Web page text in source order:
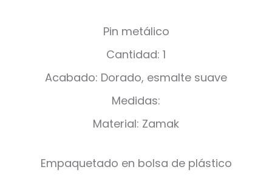
Pin metálico
Cantidad: 1
Acabado: Dorado, esmalte suave
Medidas:
Material: Zamak
Empaquetado en bolsa de plástico